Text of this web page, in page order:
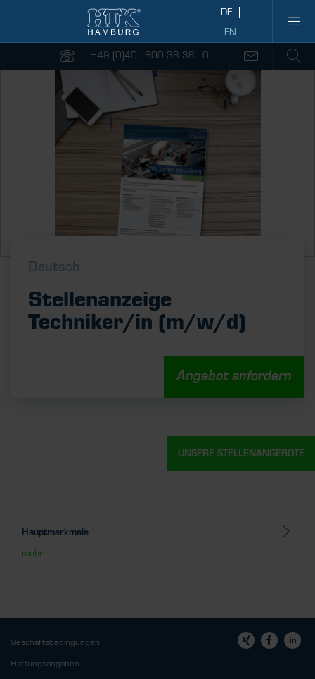
+49 (0)40 - 600 38 38 - 0
Deutsch
Stellenanzeige
Techniker/in (m/w/d)
Angebot anfordern
Hauptmerkmale
mehr
Geschäftsbedingungen
Haftungsangaben
UNSERE STELLENANGEBOTE